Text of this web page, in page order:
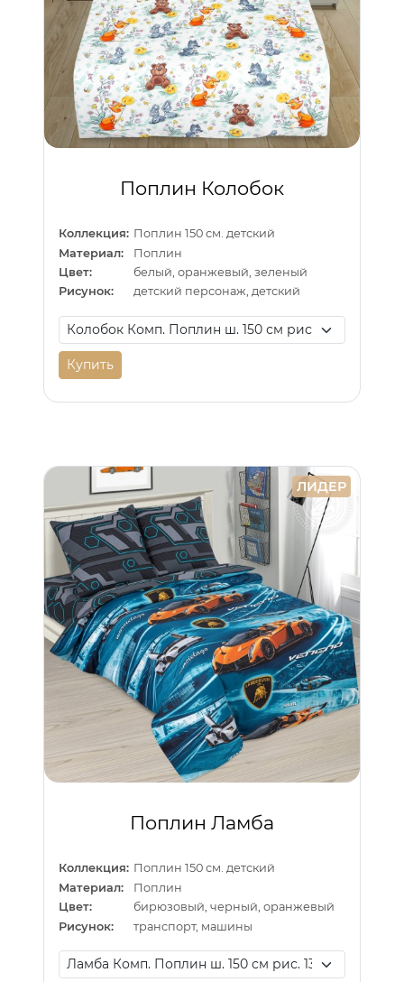
Поплин Колобок
Коллекция: Поплин 150 см. детский
Материал:
Поплин
Цвет:
белый, оранжевый, зеленый
Рисунок:
детский персонаж, детский
Купить
ЛИДЕР
Поплин Ламба
Коллекция: Поплин 150 см. детский
Материал:
Поплин
Цвет:
бирюзовый, черный, оранжевый
Рисунок:
транспорт, машины